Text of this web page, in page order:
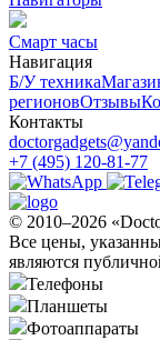
Смарт часы
Навигация
Б/У техникa
регионовОтзывы
Контакты
+7 (495) 120-81-77
© 2010–2026
Все цены,
являются
Телефоны
Планшеты
Фотоаппараты